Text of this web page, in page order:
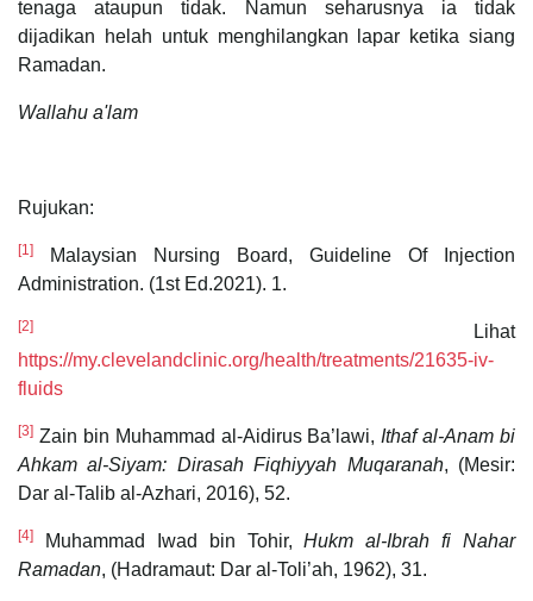
tenaga ataupun tidak. Namun seharusnya ia tidak
dijadikan helah untuk menghilangkan lapar ketika siang
Ramadan.
Wallahu a'lam
Rujukan:
[1]
Malaysian Nursing Board, Guideline Of Injection
Administration. (1st Ed.2021). 1.
[2]
Lihat
https://my.clevelandclinic.org/health/treatments/21635-iv-
fluids
[3] Zain bin Muhammad al-Aidirus Ba’lawi, Ithaf al-Anam bi
Ahkam al-Siyam: Dirasah Fiqhiyyah Muqaranah, (Mesir:
Dar al-Talib al-Azhari, 2016), 52.
[4] Muhammad Iwad bin Tohir,Hukm al-Ibrah fi Nahar
Ramadan, (Hadramaut: Dar al-Toli’ah, 1962), 31.